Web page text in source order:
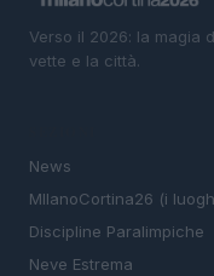
Verso il 2026: la magia
vette e la città.
News
MIlanoCortina26 (i
Discipline Paralimpiche
Neve Estrema